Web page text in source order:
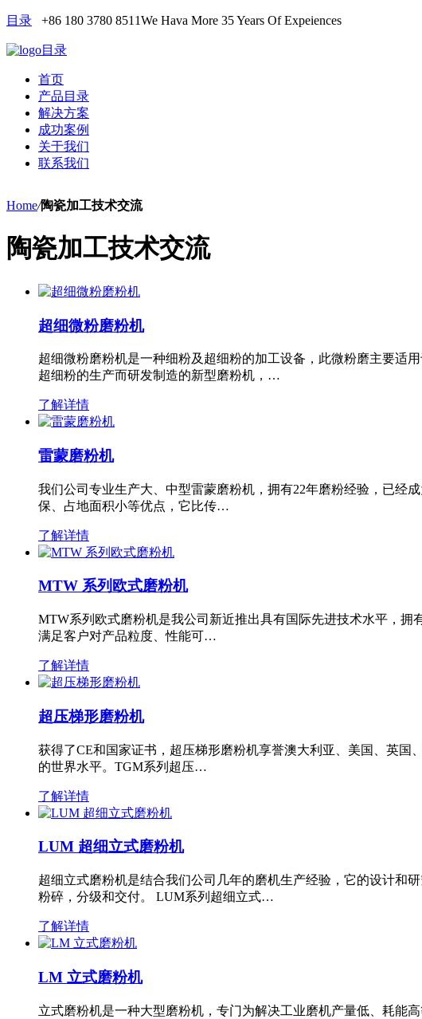
目录 +86 180 3780 8511We Hava More 35 Years Of Expeiences
目录
首页
产品目录
解决方案
成功案例
关于我们
联系我们
Home/陶瓷加工技术交流
陶瓷加工技术交流
超细微粉磨粉机
超细微粉磨粉机是一种细粉及超细粉的加工设备，此微粉磨主要适
超细粉的生产而研发制造的新型磨粉机，…
了解详情
雷蒙磨粉机
我们公司专业生产大、中型雷蒙磨粉机，拥有22年磨粉经验，已经
保、占地面积小等优点，它比传…
了解详情
MTW 系列欧式磨粉机
MTW系列欧式磨粉机是我公司新近推出具有国际先进技术水平，
满足客户对产品粒度、性能可…
了解详情
超压梯形磨粉机
获得了CE和国家证书，超压梯形磨粉机享誉澳大利亚、美国、英
的世界水平。TGM系列超压…
了解详情
LUM 超细立式磨粉机
超细立式磨粉机是结合我们公司几年的磨机生产经验，它的设计和
粉碎，分级和交付。 LUM系列超细立式…
了解详情
LM 立式磨粉机
立式磨粉机是一种大型磨粉机，专门为解决工业磨机产量低、耗能